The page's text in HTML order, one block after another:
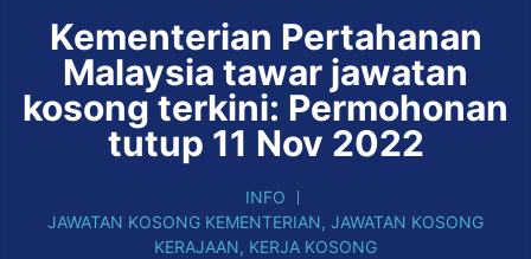
Kementerian Pertahanan
Malaysia tawar jawatan
kosong terkini: Permohonan
tutup 11 Nov 2022
INFO
JAWATAN KOSONG KEMENTERIAN, JAWATAN KOSONG
KERAJAAN, KERJA KOSONG